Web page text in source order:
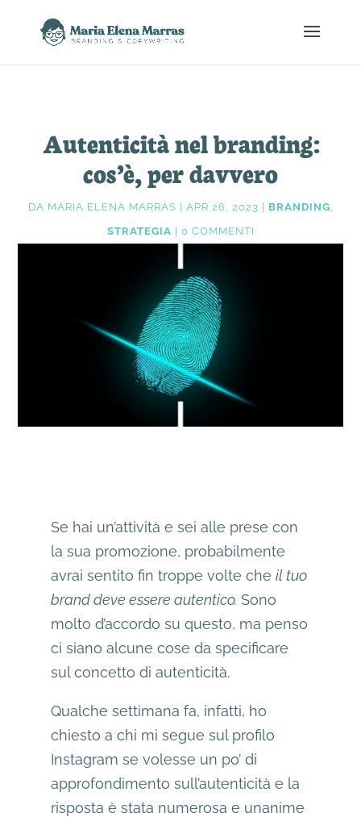
Autenticità nel branding:
cos’è, per davvero
DA MARIA ELENA MARRAS APR 26, 2023 BRANDING,
STRATEGIA
0 COMMENTI
Se hai un’attività e sei alle prese con
la sua promozione, probabilmente
avrai sentito fin troppe volte che il tuo
brand deve essere autentico. Sono
molto d’accordo su questo, ma penso
ci siano alcune cose da specificare
sul concetto di autenticità.
Qualche settimana fa, infatti, ho
chiesto a chi mi segue sul profilo
Instagram se volesse un po’ di
approfondimento sull’autenticità e la
risposta è stata numerosa e unanime